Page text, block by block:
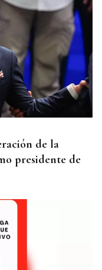
solo tres en
de la
presidente de